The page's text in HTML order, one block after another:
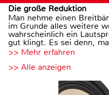
Die große Reduktion
Man nehme einen
im Grunde alles weitere
wahrscheinlich ein
gut klingt. Es sei denn,
>> Mehr erfahren
>> Alle anzeigen